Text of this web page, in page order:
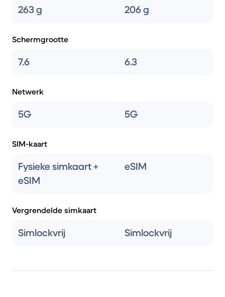
263 g 206 g
Schermgrootte
7.6 6.3
Netwerk
5G 5G
SIM-kaart
Fysieke simkaart +
eSIM
eSIM
Vergrendelde simkaart
Simlockvrij Simlockvrij